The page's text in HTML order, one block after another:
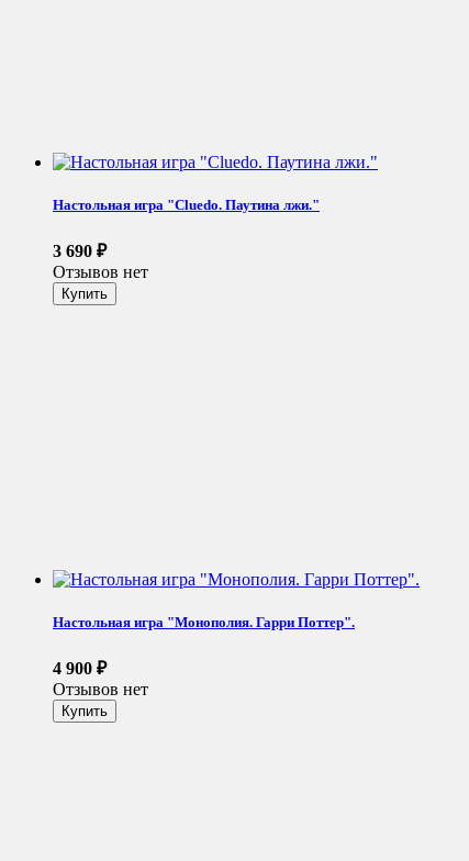
Настольная игра "Cluedo. Паутина лжи."
3 690 ₽
Отзывов нет
Настольная игра "Монополия. Гарри Поттер".
4 900 ₽
Отзывов нет